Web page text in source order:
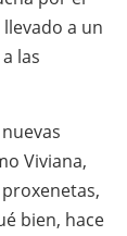
a un
las
Viviana,
bien, hace